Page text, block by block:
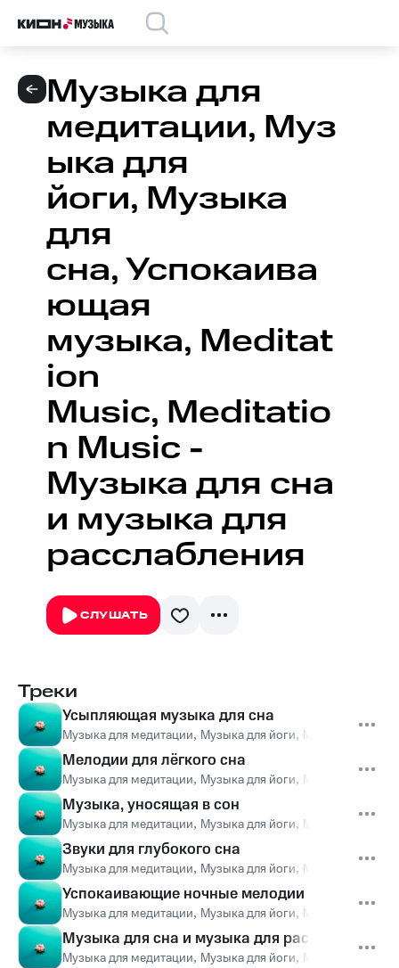
Музыка для
медитации, Муз
ыка для
йоги, Музыка
для
сна, Успокаива
ющая
музыка, Meditat
ion
Music, Meditatio
n Music -
Музыка для сна
и музыка для
расслабления
СЛУШАТЬ
Треки
Усыпляющая музыка для сна
Музыка для медитации, Музыка для йоги, Музыка для сна
Мелодии для лёгкого сна
Музыка для медитации, Музыка для йоги, Музыка для сна
Музыка, уносящая в сон
Музыка для медитации, Музыка для йоги, Музыка для сна
Звуки для глубокого сна
Музыка для медитации, Музыка для йоги, Музыка для сна
Успокаивающие ночные мелодии
Музыка для медитации, Музыка для йоги, Музыка для сна
Музыка для сна и музыка для расслабления
Музыка для медитации, Музыка для йоги, Музыка для сна